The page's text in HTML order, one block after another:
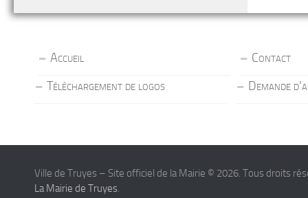
Accueil
Contact
Téléchargement de logos
Demande
Ville de Truyes – Site officiel de la Mairie © 2026. Tous droits
La Mairie de Truyes.